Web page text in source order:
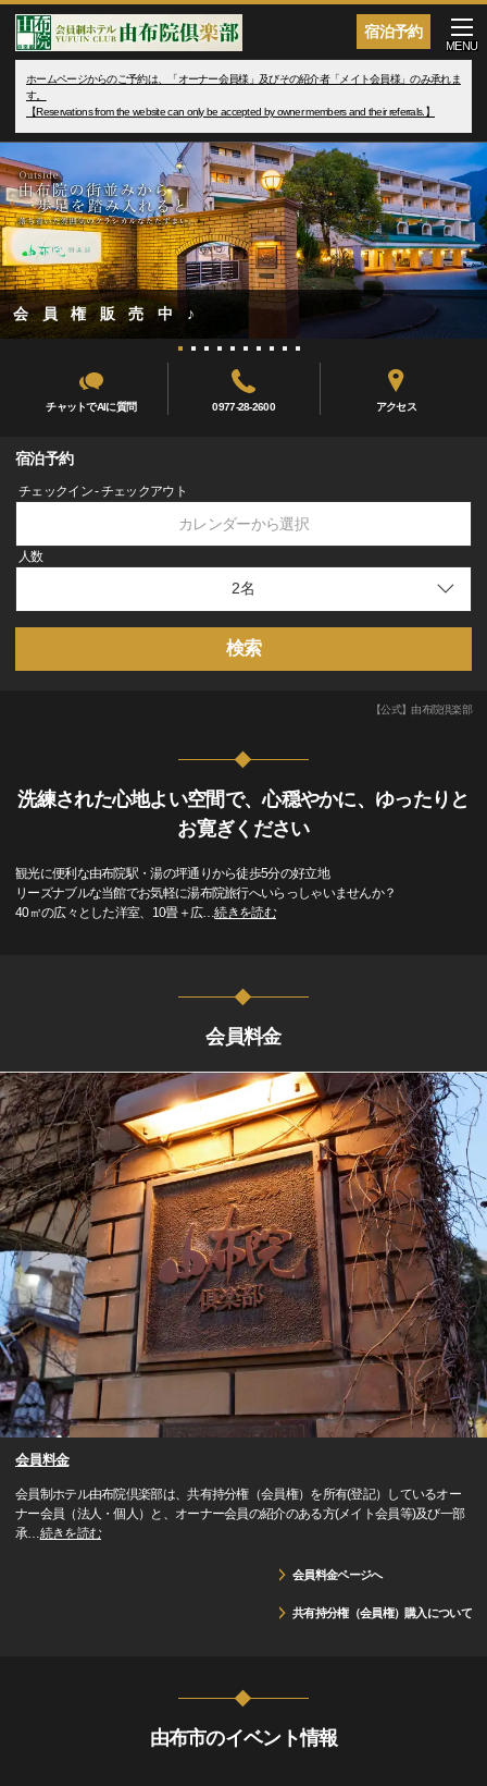
宿泊予約
MENU
ホームページからのご予約は、「オーナー会員様」及びその紹介者「メイト会員様」のみ承れま
す。
【Reservations from the website can only be accepted by owner members and their referrals.】
会 員 権 販 売 中 ♪
チャットでAIに質問 0977-28-2600 アクセス
宿泊予約
チェックイン - チェックアウト
カレンダーから選択
人数
検索
【公式】由布院倶楽部
洗練された心地よい空間で、心穏やかに、ゆったりと
お寛ぎください
観光に便利な由布院駅・湯の坪通りから徒歩5分の好立地
リーズナブルな当館でお気軽に湯布院旅行へいらっしゃいませんか？
40㎡の広々とした洋室、10畳＋広…続きを読む
会員料金
会員料金
会員制ホテル由布院倶楽部は、共有持分権（会員権）を所有(登記）しているオー
ナー会員（法人・個人）と、オーナー会員の紹介のある方(メイト会員等)及び一部
承…続きを読む
会員料金ページへ
共有持分権（会員権）購入について
由布市のイベント情報